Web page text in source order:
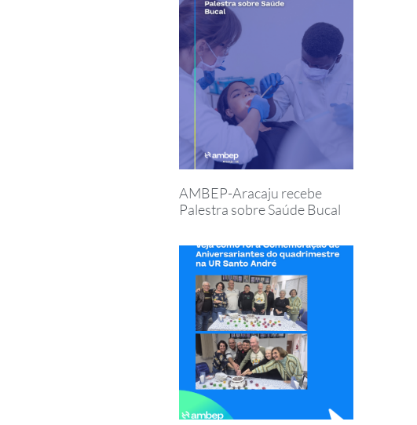
AMBEP-Aracaju recebe
Palestra sobre Saúde Bucal